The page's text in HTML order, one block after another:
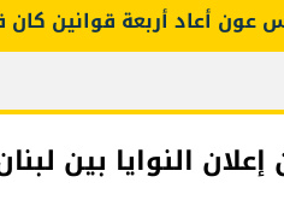
أعاد أربعة قوانين كان قد
النوايا بين